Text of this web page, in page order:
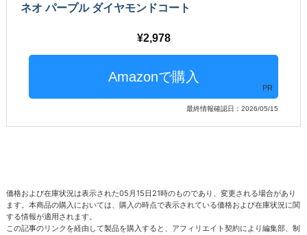
ネオ パープル ダイヤモンドコート
2,978
PR
最終情報確認日：2026/05/15
価格および在庫状況は表示された05月15日21時のものであり、変更される場合があり
ます。本商品の購入においては、購入の時点で表示されている価格および在庫状況に関
する情報が適用されます。
この記事のリンクを経由して製品を購入すると、アフィリエイト契約により編集部、制